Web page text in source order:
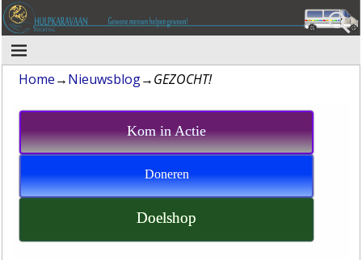
Home→Nieuwsblog→GEZOCHT!
Kom in Actie
Doneren
Doelshop